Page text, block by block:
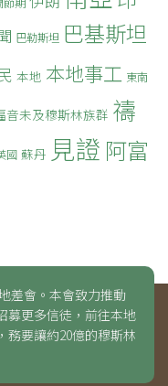
巴勒斯坦 巴基斯坦
本地 本地事工 東南
音未及穆斯林族群 禱
國 蘇丹 見證 阿富
差會。本會致力推動
募更多信徒，前往本地
務要讓約20億的穆斯林